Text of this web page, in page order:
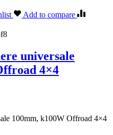
Add to compare
universale
4×4
100mm, k100W Offroad 4×4